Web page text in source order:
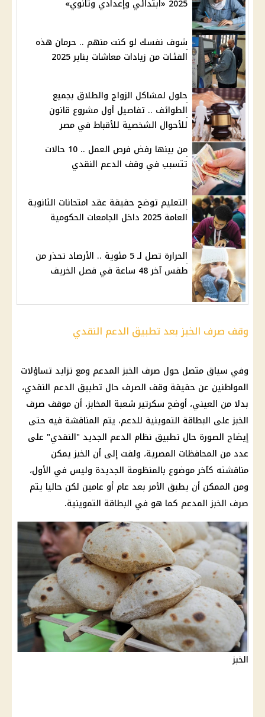
2025 «ابتدائي وإعدادي وثانوي»
شوف نفسك لو كنت منهم .. حرمان هذه
الفئـات من زيادات معاشات يناير 2025
حلول لمشاكل الزواج والطلاق بجميع
الطوائف .. تفاصيل أول مشروع قانون
للأحوال الشخصية للأقباط في مصر
من بينها رفض فرص العمل .. 10 حالات
تتسبب في وقف الدعم النقدي
التعليم توضح حقيقة عقد امتحانات الثانوية
العامة 2025 داخل الجامعات الحكومية
الحرارة تصل لـ 5 مئوية .. الأرصاد تحذر من
طقس آخر 48 ساعة في فصل الخريف
وقف صرف الخبز بعد تطبيق الدعم النقدي
وفي سياق متصل حول صرف الخبز المدعم ومع تزايد تساؤلات
المواطنين عن حقيقة وقف الصرف حال تطبيق الدعم النقدي،
بدلا من العيني، أوضح سكرتير شعبة المخابز، أن موقف صرف
الخبز على البطاقة التموينية للدعم، يتم المناقشة فيه حتى
إيضاح الصورة حال تطبيق نظام الدعم الجديد "النقدي" على
عدد من المحافظات المصرية، ولفت إلى أن الخبز يمكن
مناقشته كآخر موضوع بالمنظومة الجديدة وليس في الأول،
ومن الممكن أن يطبق الأمر بعد عام أو عامين لكن حاليا يتم
صرف الخبز المدعم كما هو في البطاقة التموينية.
الخبز